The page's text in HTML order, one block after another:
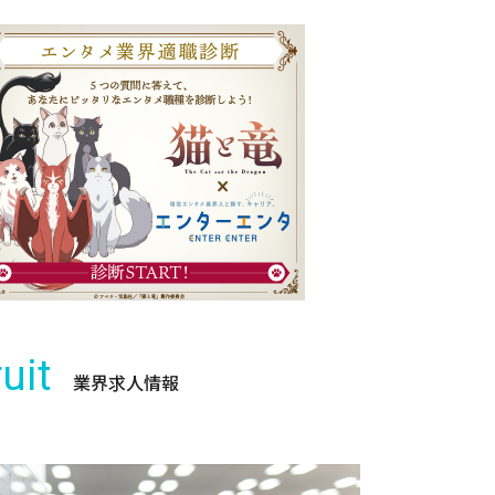
業界求人情報